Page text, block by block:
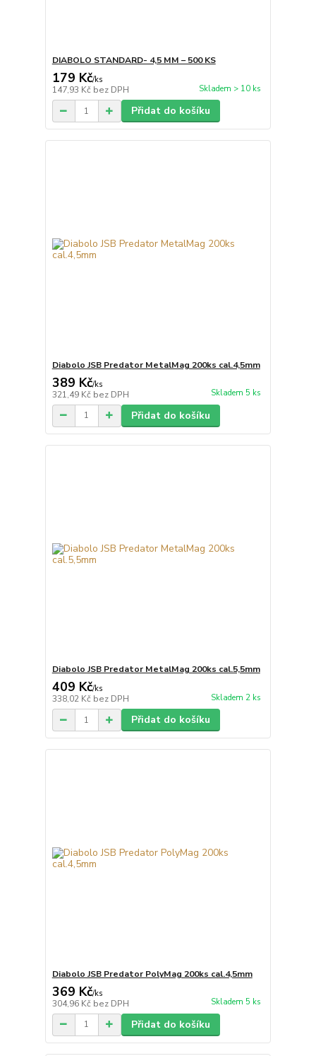
DIABOLO STANDARD- 4,5 MM – 500 KS
179 Kč/ks
147,93 Kč bez DPH Skladem > 10 ks
Přidat do košíku
Diabolo JSB Predator MetalMag 200ks cal.4,5mm
389 Kč/ks
321,49 Kč bez DPH Skladem 5 ks
Přidat do košíku
Diabolo JSB Predator MetalMag 200ks cal.5,5mm
409 Kč/ks
338,02 Kč bez DPH Skladem 2 ks
Přidat do košíku
Diabolo JSB Predator PolyMag 200ks cal.4,5mm
369 Kč/ks
304,96 Kč bez DPH Skladem 5 ks
Přidat do košíku